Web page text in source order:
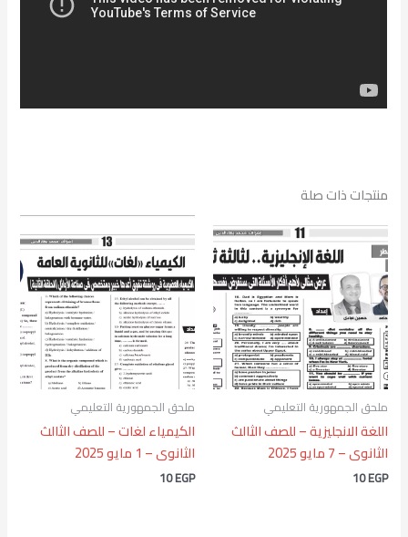
منتجات ذات صلة
ملحق الجمهورية التعليمي
اللغة الانجليزية – للصف الثالث
الثانوى – 7 مايو 2025
10EGP
ملحق الجمهورية التعليمي
الكيمياء لغات – للصف الثالث
الثانوى – 1 مايو 2025
10EGP